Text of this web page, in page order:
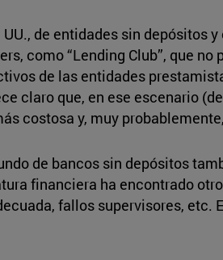
UU., de entidades sin
como “Lending Club”, que
de las entidades
claro que, en ese escenario
costosa y, muy
de bancos sin depósitos
financiera ha encontrado
fallos supervisores, etc.